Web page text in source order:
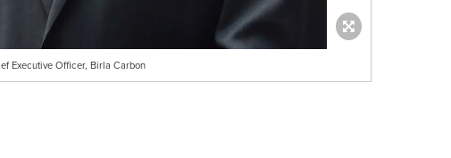
Executive Officer, Birla Carbon